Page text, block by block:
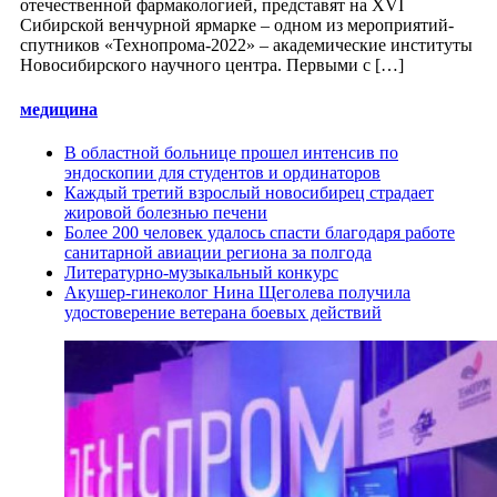
отечественной фармакологией, представят на XVI
Сибирской венчурной ярмарке – одном из мероприятий-
спутников «Технопрома-2022» – академические институты
Новосибирского научного центра. Первыми с […]
медицина
В областной больнице прошел интенсив по
эндоскопии для студентов и ординаторов
Каждый третий взрослый новосибирец страдает
жировой болезнью печени
Более 200 человек удалось спасти благодаря работе
санитарной авиации региона за полгода
Литературно-музыкальный конкурс
Акушер-гинеколог Нина Щеголева получила
удостоверение ветерана боевых действий